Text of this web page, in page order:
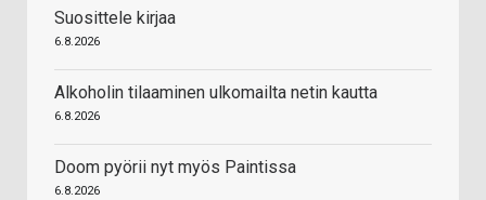
Suosittele kirjaa
6.8.2026
Alkoholin tilaaminen ulkomailta netin kautta
6.8.2026
Doom pyörii nyt myös Paintissa
6.8.2026